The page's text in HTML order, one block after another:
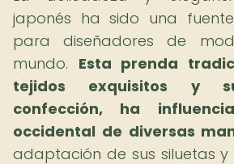
japonés ha sido una
para diseñadores de
mundo. Esta prenda
tejidos exquisitos y
confección, ha
occidental de diversas
adaptación de sus siluetas